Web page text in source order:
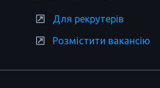
Для рекрутерів
Розмістити вакансію